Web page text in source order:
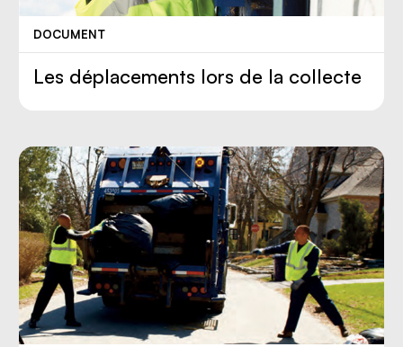
DOCUMENT
Les déplacements lors de la collecte